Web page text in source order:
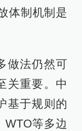
体制机制是
做法仍然可
关重要。中
基于规则的
WTO等多边